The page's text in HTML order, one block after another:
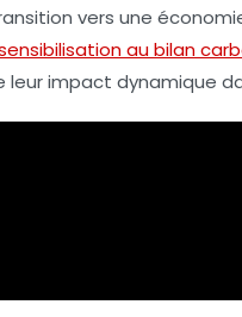
vers une
au bilan
leur impact dynamique